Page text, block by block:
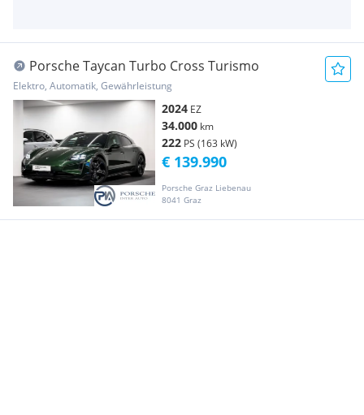
Porsche Taycan Turbo Cross Turismo
Elektro, Automatik, Gewährleistung
2024 EZ
34.000 km
222 PS (163 kW)
Porsche Graz Liebenau
8041 Graz
€ 139.990